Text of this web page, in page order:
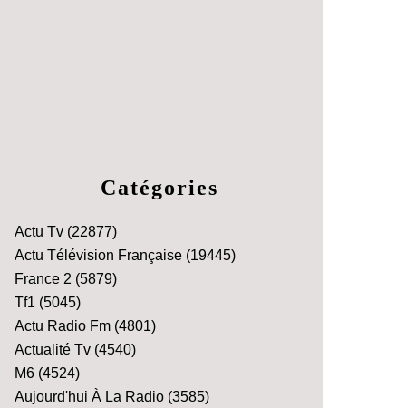
Catégories
Actu Tv (22877)
Actu Télévision Française (19445)
France 2 (5879)
Tf1 (5045)
Actu Radio Fm (4801)
Actualité Tv (4540)
M6 (4524)
Aujourd'hui À La Radio (3585)